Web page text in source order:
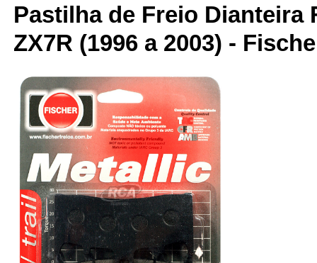
Pastilha de Freio Dianteira
ZX7R (1996 a 2003) -